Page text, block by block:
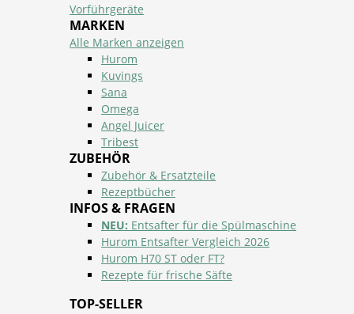
Vorführgeräte
MARKEN
Alle Marken anzeigen
Hurom
Kuvings
Sana
Omega
Angel Juicer
Tribest
ZUBEHÖR
Zubehör & Ersatzteile
Rezeptbücher
INFOS & FRAGEN
NEU: Entsafter für die Spülmaschine
Hurom Entsafter Vergleich 2026
Hurom H70 ST oder FT?
Rezepte für frische Säfte
TOP-SELLER